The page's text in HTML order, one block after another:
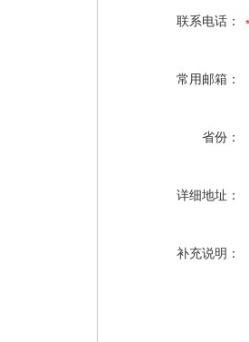
联系电话：
常用邮箱：
省份：
详细地址：
补充说明：